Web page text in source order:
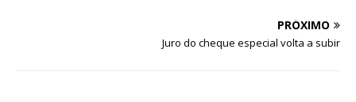
PRÓXIMO
Juro do cheque especial volta a subir